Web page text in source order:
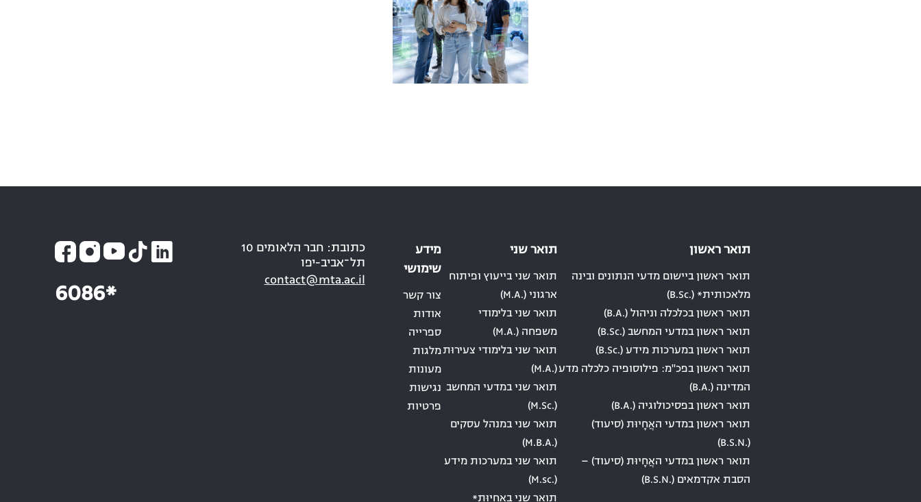
תואר ראשון
תואר ראשון ביישום מדעי הנתונים ובינה
מלאכותית* (.B.Sc)
תואר ראשון בכלכלה וניהול (.B.A)
תואר ראשון במדעי המחשב (.B.Sc)
תואר ראשון במערכות מידע (.B.Sc)
תואר ראשון בפכ"מ: פילוסופיה כלכלה מדע
המדינה (.B.A)
תואר ראשון בפסיכולוגיה (.B.A)
תואר ראשון במדעי האֲחָיוּת (סיעוד)
(.B.S.N)
תואר ראשון במדעי האֲחָיוּת (סיעוד) –
הסבת אקדמאים (.B.S.N)
תואר שני
תואר שני בייעוץ ופיתוח
ארגוני (.M.A)
תואר שני בלימודי
משפחה (.M.A)
תואר שני בלימודי צעירוּת
(.M.A)
תואר שני במדעי המחשב
(.M.Sc)
תואר שני במנהל עסקים
(.M.B.A)
תואר שני במערכות מידע
(.M.sc)
תואר שני באֲחָיוּת*
מידע
שימושי
צור קשר
אודות
ספרייה
מלגות
מעונות
נגישות
פרטיות
כתובת: חבר הלאומים 10
תל־אביב-יפו
contact@mta.ac.il
6086*